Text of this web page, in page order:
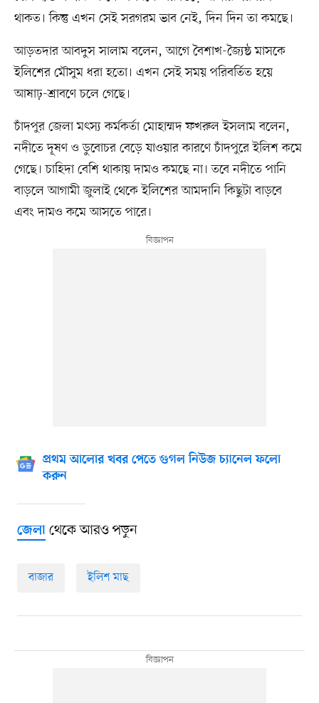
থাকত। কিন্তু এখন সেই সরগরম ভাব নেই, দিন দিন তা কমছে।
আড়তদার আবদুস সালাম বলেন, আগে বৈশাখ-জ্যৈষ্ঠ মাসকে
ইলিশের মৌসুম ধরা হতো। এখন সেই সময় পরিবর্তিত হয়ে
আষাঢ়-শ্রাবণে চলে গেছে।
চাঁদপুর জেলা মৎস্য কর্মকর্তা মোহাম্মদ ফখরুল ইসলাম বলেন,
নদীতে দূষণ ও ডুবোচর বেড়ে যাওয়ার কারণে চাঁদপুরে ইলিশ কমে
গেছে। চাহিদা বেশি থাকায় দামও কমছে না। তবে নদীতে পানি
বাড়লে আগামী জুলাই থেকে ইলিশের আমদানি কিছুটা বাড়বে
এবং দামও কমে আসতে পারে।
প্রথম আলোর খবর পেতে গুগল নিউজ চ্যানেল ফলো
করুন
জেলাথেকে আরও পড়ুন
বাজার ইলিশ মাছ